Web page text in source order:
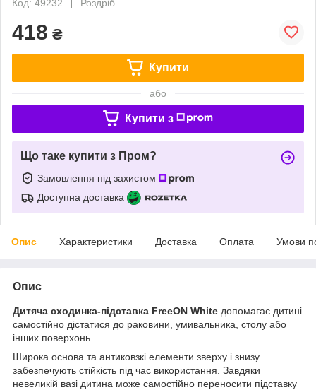
Код: 49232
Роздріб
418 ₴
Купити
або
Купити з
Що таке купити з Пром?
Замовлення під захистом
Доступна доставка
Опис Характеристики Доставка Оплата Умови
Опис
Дитяча сходинка-підставка FreeON White допомагає дитині
самостійно дістатися до раковини, умивальника, столу або
інших поверхонь.
Широка основа та антиковзкі елементи зверху і знизу
забезпечують стійкість під час використання. Завдяки
невеликій вазі дитина може самостійно переносити підставку